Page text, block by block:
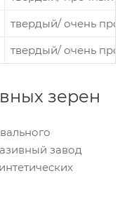
твердый/ очень
твердый/ очень
зерен
завод